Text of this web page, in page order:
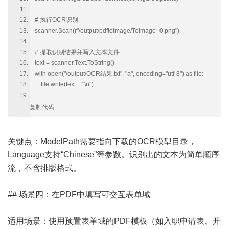
# 执行OCR识别
scanner.Scan(r"/output/pdftoimage/ToImage_0.png")
# 提取识别结果并写入文本文件
text = scanner.Text.ToString()
with open("/output/OCR结果.txt", "a", encoding="utf-8") as file:
file.write(text + "\n")
复制代码
关键点：ModelPath需要指向下载的OCR模型目录，
Language支持“Chinese”等参数。识别出的文本为简单顺序
流，不含排版格式。
## 场景四：在PDF中填写可交互表单域
适用场景：使用预置表单域的PDF模板（如入职申请表、开